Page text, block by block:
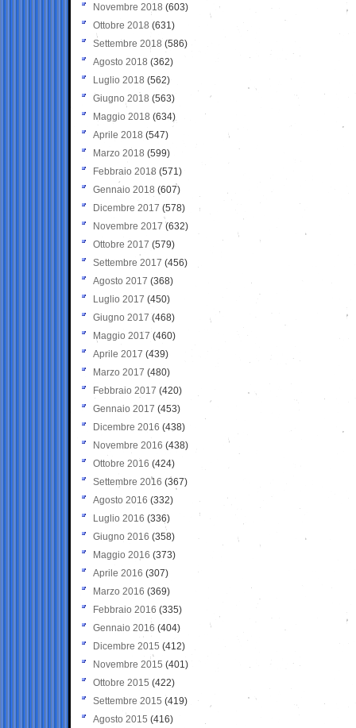
Novembre 2018 (603)
Ottobre 2018 (631)
Settembre 2018 (586)
Agosto 2018 (362)
Luglio 2018 (562)
Giugno 2018 (563)
Maggio 2018 (634)
Aprile 2018 (547)
Marzo 2018 (599)
Febbraio 2018 (571)
Gennaio 2018 (607)
Dicembre 2017 (578)
Novembre 2017 (632)
Ottobre 2017 (579)
Settembre 2017 (456)
Agosto 2017 (368)
Luglio 2017 (450)
Giugno 2017 (468)
Maggio 2017 (460)
Aprile 2017 (439)
Marzo 2017 (480)
Febbraio 2017 (420)
Gennaio 2017 (453)
Dicembre 2016 (438)
Novembre 2016 (438)
Ottobre 2016 (424)
Settembre 2016 (367)
Agosto 2016 (332)
Luglio 2016 (336)
Giugno 2016 (358)
Maggio 2016 (373)
Aprile 2016 (307)
Marzo 2016 (369)
Febbraio 2016 (335)
Gennaio 2016 (404)
Dicembre 2015 (412)
Novembre 2015 (401)
Ottobre 2015 (422)
Settembre 2015 (419)
Agosto 2015 (416)